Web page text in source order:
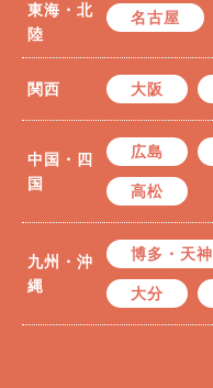
東海・北
陸
名古屋
関西 大阪
中国・四
国
広島
高松
九州・沖
縄
博多・天神
大分